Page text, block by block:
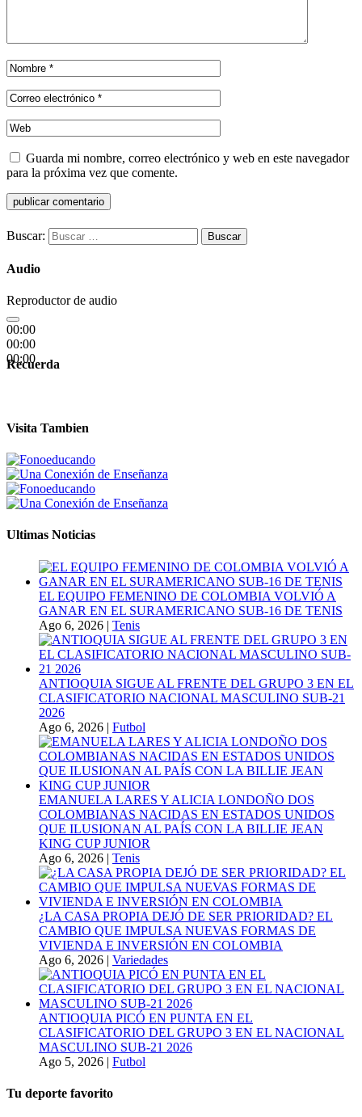
Guarda mi nombre, correo electrónico y web en este navegador
para la próxima vez que comente.
Buscar:
Audio
Reproductor de audio
00:00
00:00
00:00
Recuerda
Visita Tambien
Ultimas Noticias
EL EQUIPO FEMENINO DE COLOMBIA VOLVIÓ A
GANAR EN EL SURAMERICANO SUB-16 DE TENIS
Ago 6, 2026 | Tenis
ANTIOQUIA SIGUE AL FRENTE DEL GRUPO 3 EN EL
CLASIFICATORIO NACIONAL MASCULINO SUB-21
2026
Ago 6, 2026 | Futbol
EMANUELA LARES Y ALICIA LONDOÑO DOS
COLOMBIANAS NACIDAS EN ESTADOS UNIDOS
QUE ILUSIONAN AL PAÍS CON LA BILLIE JEAN
KING CUP JUNIOR
Ago 6, 2026 | Tenis
¿LA CASA PROPIA DEJÓ DE SER PRIORIDAD? EL
CAMBIO QUE IMPULSA NUEVAS FORMAS DE
VIVIENDA E INVERSIÓN EN COLOMBIA
Ago 6, 2026 | Variedades
ANTIOQUIA PICÓ EN PUNTA EN EL
CLASIFICATORIO DEL GRUPO 3 EN EL NACIONAL
MASCULINO SUB-21 2026
Ago 5, 2026 | Futbol
Tu deporte favorito